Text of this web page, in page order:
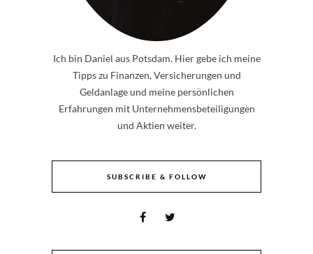
Ich bin Daniel aus Potsdam. Hier gebe ich meine
Tipps zu Finanzen, Versicherungen und
Geldanlage und meine persönlichen
Erfahrungen mit Unternehmensbeteiligungen
und Aktien weiter.
SUBSCRIBE & FOLLOW